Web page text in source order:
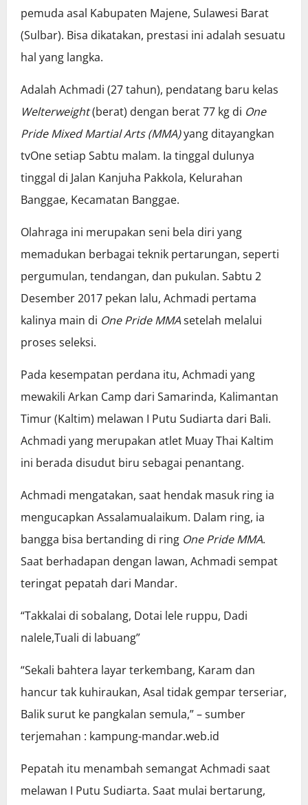
pemuda asal Kabupaten Majene, Sulawesi Barat
(Sulbar). Bisa dikatakan, prestasi ini adalah sesuatu
hal yang langka.
Adalah Achmadi (27 tahun), pendatang baru kelas
Welterweight(berat) dengan berat 77 kg di One
Pride Mixed Martial Arts (MMA)yang ditayangkan
tvOne setiap Sabtu malam. Ia tinggal dulunya
tinggal di Jalan Kanjuha Pakkola, Kelurahan
Banggae, Kecamatan Banggae.
Olahraga ini merupakan seni bela diri yang
memadukan berbagai teknik pertarungan, seperti
pergumulan, tendangan, dan pukulan. Sabtu 2
Desember 2017 pekan lalu, Achmadi pertama
kalinya main di One Pride MMAsetelah melalui
proses seleksi.
Pada kesempatan perdana itu, Achmadi yang
mewakili Arkan Camp dari Samarinda, Kalimantan
Timur (Kaltim) melawan I Putu Sudiarta dari Bali.
Achmadi yang merupakan atlet Muay Thai Kaltim
ini berada disudut biru sebagai penantang.
Achmadi mengatakan, saat hendak masuk ring ia
mengucapkan Assalamualaikum. Dalam ring, ia
bangga bisa bertanding di ring One Pride MMA.
Saat berhadapan dengan lawan, Achmadi sempat
teringat pepatah dari Mandar.
“Takkalai di sobalang, Dotai lele ruppu, Dadi
nalele,Tuali di labuang”
“Sekali bahtera layar terkembang, Karam dan
hancur tak kuhiraukan, Asal tidak gempar terseriar,
Balik surut ke pangkalan semula,” – sumber
terjemahan : kampung-mandar.web.id
Pepatah itu menambah semangat Achmadi saat
melawan I Putu Sudiarta. Saat mulai bertarung,